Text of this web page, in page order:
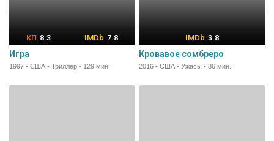
8.3 7.8
Игра
1997 • США • Триллер • 129 мин.
3.8
Кровавое сомбреро
2016 • США • Ужасы • 86 мин.